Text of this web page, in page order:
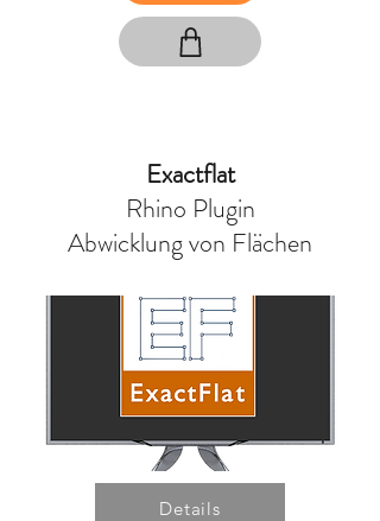
Exactflat
Rhino Plugin
Abwicklung von Flächen
Details